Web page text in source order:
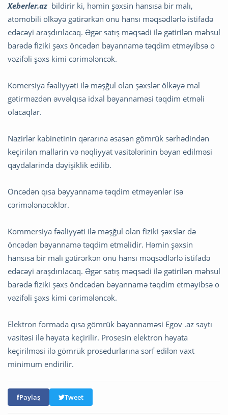
Xeberler.az bildirir ki, həmin şəxsin hansısa bir malı,
atomobili ölkəyə gətirərkən onu hansı məqsədlərlə istifadə
edəcəyi araşdırılacaq. Əgər satış məqsədi ilə gətirilən məhsul
barədə fiziki şəxs öncədən bəyannamə təqdim etməyibsə o
vəzifəli şəxs kimi cərimələncək.
Komersiya fəaliyyəti ilə məşğul olan şəxslər ölkəyə mal
gətirməzdən əvvəlqısa idxal bəyannaməsi təqdim etməli
olacaqlar.
Nazirlər kabinetinin qərarına əsasən gömrük sərhədindən
keçirilən mallarin və nəqliyyat vasitələrinin bəyan edilməsi
qaydalarinda dəyişiklik edilib.
Öncədən qısa bəyyannamə təqdim etməyənlər isə
cərimələnəcəklər.
Kommersiya fəaliyyəti ilə məşğul olan fiziki şəxslər də
öncədən bəyannamə təqdim etməlidir. Həmin şəxsin
hansısa bir malı gətirərkən onu hansı məqsədlərlə istifadə
edəcəyi araşdırılacaq. Əgər satış məqsədi ilə gətirilən məhsul
barədə fiziki şəxs öndcədən bəyannamə təqdim etməyibsə o
vəzifəli şəxs kimi cərimələncək.
Elektron formada qısa gömrük bəyannaməsi Egov .az saytı
vasitəsi ilə həyata keçirilir. Prosesin elektron həyata
keçirilməsi ilə gömrük prosedurlarına sərf edilən vaxt
minimum endirilir.
Paylaş Tweet